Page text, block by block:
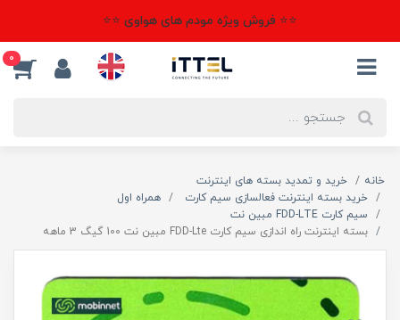
⭐⭐ فروش ویژه مودم های هواوی ⭐⭐
0
خانه
خرید و تمدید بسته های اینترنت
خرید بسته اینترنت فعالسازی سیم کارت
همراه اول
سیم کارت FDD-LTE مبین نت
بسته اینترنت راه اندازی سیم کارت FDD-Lte مبین نت 100 گیگ 3 ماهه